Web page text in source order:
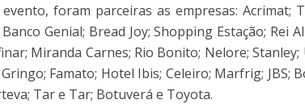
foram parceiras as empresas: Acrimat;
Genial; Bread Joy; Shopping Estação; Rei
Miranda Carnes; Rio Bonito; Nelore;
Famato; Hotel Ibis; Celeiro; Marfrig; JBS;
Tar e Tar; Botuverá e Toyota.